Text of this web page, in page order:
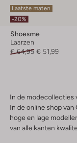
Laatste maten
-20%
Shoesme
Laarzen
€ 64,95 € 51,99
In de modecollecties
In de online shop
hoge en lage
van alle kanten